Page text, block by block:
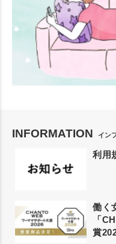
INFORMATION イン
利用
働く
「
賞